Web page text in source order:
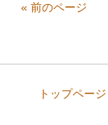
« 前のページ
トップページ